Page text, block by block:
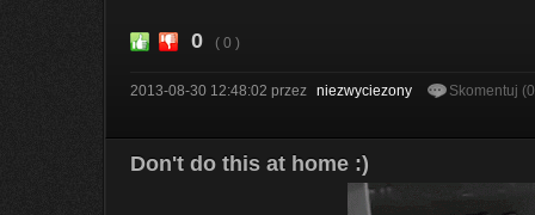
0 ( 0 )
2013-08-30 12:48:02 przez niezwyciezony Skomentuj
Don't do this at home :)